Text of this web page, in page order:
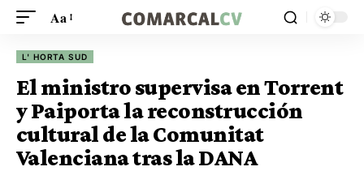
Aa
L' HORTA SUD
El ministro supervisa en Torrent
y Paiporta la reconstrucción
cultural de la Comunitat
Valenciana tras la DANA